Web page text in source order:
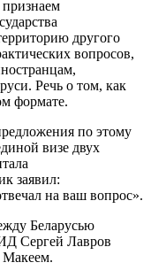
другого
вопросов,
Речь о том, как
формате.
по этому
визе двух
заявил:
на ваш вопрос».
Беларусью
Сергей Лавров
Макеем.